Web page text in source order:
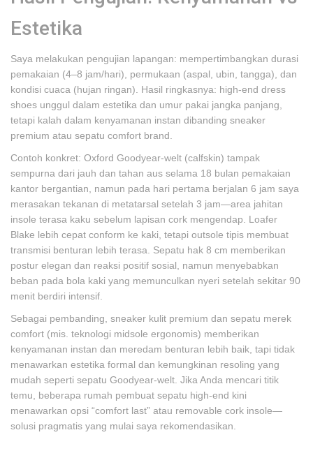
Estetika
Saya melakukan pengujian lapangan: mempertimbangkan durasi
pemakaian (4–8 jam/hari), permukaan (aspal, ubin, tangga), dan
kondisi cuaca (hujan ringan). Hasil ringkasnya: high-end dress
shoes unggul dalam estetika dan umur pakai jangka panjang,
tetapi kalah dalam kenyamanan instan dibanding sneaker
premium atau sepatu comfort brand.
Contoh konkret: Oxford Goodyear‑welt (calfskin) tampak
sempurna dari jauh dan tahan aus selama 18 bulan pemakaian
kantor bergantian, namun pada hari pertama berjalan 6 jam saya
merasakan tekanan di metatarsal setelah 3 jam—area jahitan
insole terasa kaku sebelum lapisan cork mengendap. Loafer
Blake lebih cepat conform ke kaki, tetapi outsole tipis membuat
transmisi benturan lebih terasa. Sepatu hak 8 cm memberikan
postur elegan dan reaksi positif sosial, namun menyebabkan
beban pada bola kaki yang memunculkan nyeri setelah sekitar 90
menit berdiri intensif.
Sebagai pembanding, sneaker kulit premium dan sepatu merek
comfort (mis. teknologi midsole ergonomis) memberikan
kenyamanan instan dan meredam benturan lebih baik, tapi tidak
menawarkan estetika formal dan kemungkinan resoling yang
mudah seperti sepatu Goodyear‑welt. Jika Anda mencari titik
temu, beberapa rumah pembuat sepatu high-end kini
menawarkan opsi “comfort last” atau removable cork insole—
solusi pragmatis yang mulai saya rekomendasikan.